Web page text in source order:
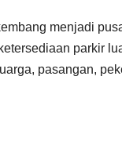
menjadi
parkir
pasangan,